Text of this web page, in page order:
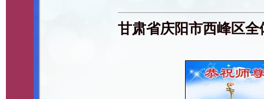
甘肃省庆阳市西峰区